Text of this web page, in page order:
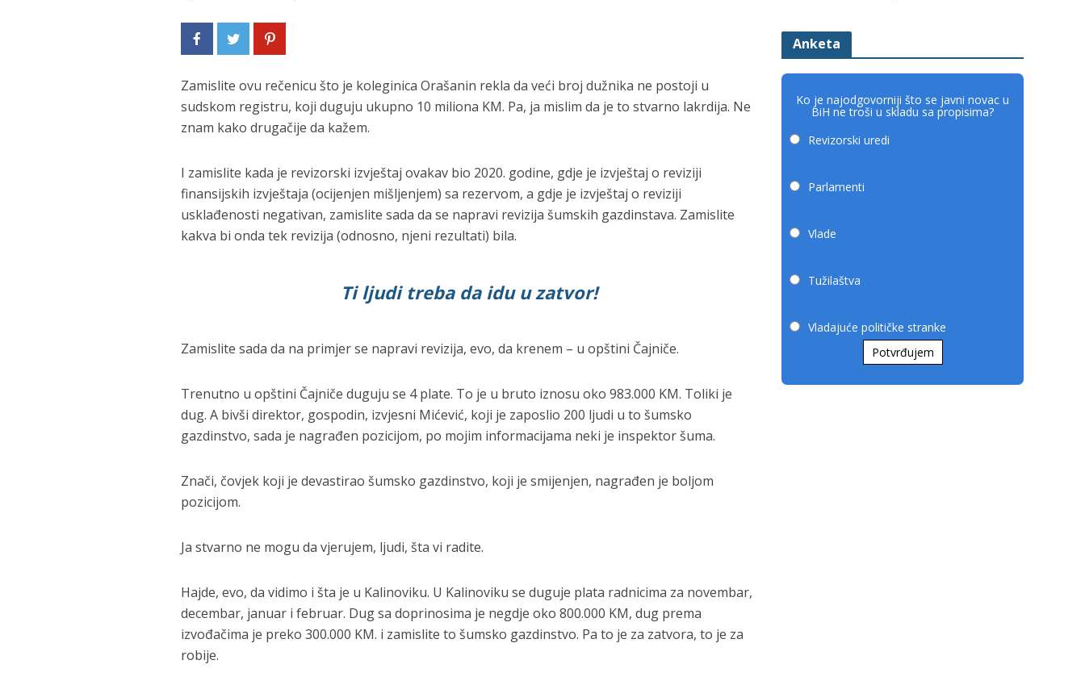
Zamislite ovu rečenicu što je koleginica Orašanin rekla da veći broj dužnika ne postoji u
sudskom registru, koji duguju ukupno 10 miliona KM. Pa, ja mislim da je to stvarno lakrdija. Ne
znam kako drugačije da kažem.
I zamislite kada je revizorski izvještaj ovakav bio 2020. godine, gdje je izvještaj o reviziji
finansijskih izvještaja (ocijenjen mišljenjem) sa rezervom, a gdje je izvještaj o reviziji
usklađenosti negativan, zamislite sada da se napravi revizija šumskih gazdinstava. Zamislite
kakva bi onda tek revizija (odnosno, njeni rezultati) bila.
Ti ljudi treba da idu u zatvor!
Zamislite sada da na primjer se napravi revizija, evo, da krenem – u opštini Čajniče.
Trenutno u opštini Čajniče duguju se 4 plate. To je u bruto iznosu oko 983.000 KM. Toliki je
dug. A bivši direktor, gospodin, izvjesni Mićević, koji je zaposlio 200 ljudi u to šumsko
gazdinstvo, sada je nagrađen pozicijom, po mojim informacijama neki je inspektor šuma.
Znači, čovjek koji je devastirao šumsko gazdinstvo, koji je smijenjen, nagrađen je boljom
pozicijom.
Ja stvarno ne mogu da vjerujem, ljudi, šta vi radite.
Hajde, evo, da vidimo i šta je u Kalinoviku. U Kalinoviku se duguje plata radnicima za novembar,
decembar, januar i februar. Dug sa doprinosima je negdje oko 800.000 KM, dug prema
izvođačima je preko 300.000 KM. i zamislite to šumsko gazdinstvo. Pa to je za zatvora, to je za
robije.
Anketa
Ko je najodgovorniji što se javni novac u
BiH ne troši u skladu sa propisima?
Revizorski uredi
Parlamenti
Vlade
Tužilaštva
Vladajuće političke stranke
Potvrđujem